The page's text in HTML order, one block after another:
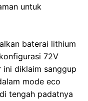
untuk
baterai lithium
72V
ini diklaim sanggup
mode eco
tengah padatnya